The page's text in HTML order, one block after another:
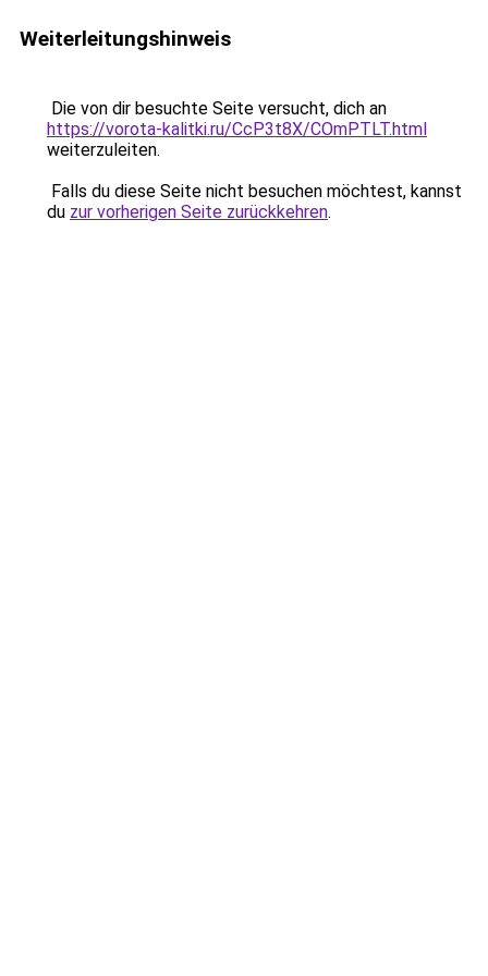
Weiterleitungshinweis
Die von dir besuchte Seite versucht, dich an
https://vorota-kalitki.ru/CcP3t8X/COmPTLT.html
weiterzuleiten.
Falls du diese Seite nicht besuchen möchtest, kannst
du zur vorherigen Seite zurückkehren.